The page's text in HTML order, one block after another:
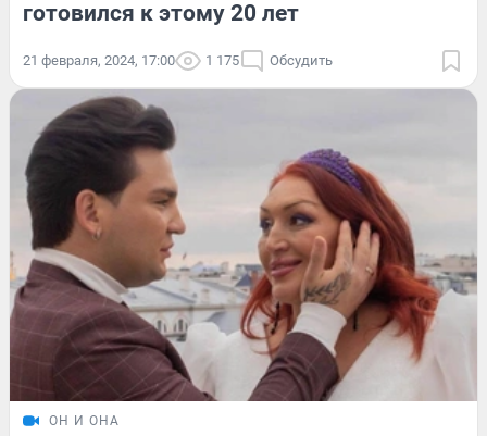
готовился к этому 20 лет
21 февраля, 2024, 17:00 1 175 Обсудить
ОН И ОНА